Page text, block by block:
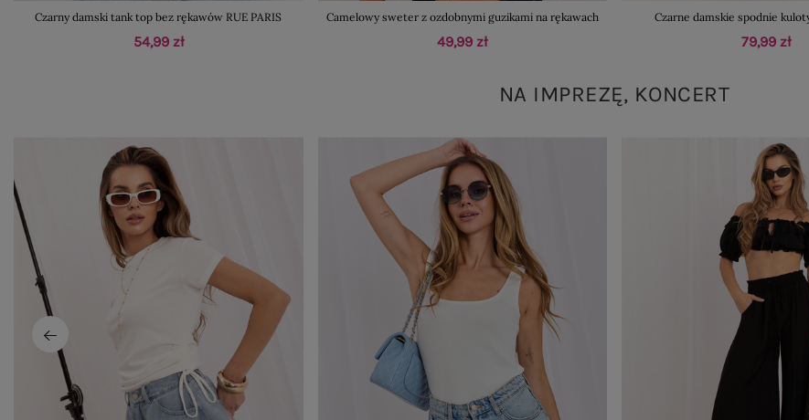
Czarny damski tank top bez rękawów RUE PARIS
54,99 zł
Camelowy sweter z ozdobnymi guzikami na rękawach
49,99 zł
Czarne damskie spodnie
79,99 zł
NA IMPREZĘ, KONCERT